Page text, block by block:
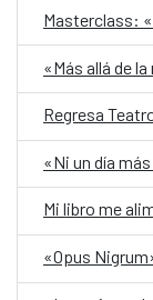
«Más allá de
Regresa
«Ni un día
Mi libro me
«Opus